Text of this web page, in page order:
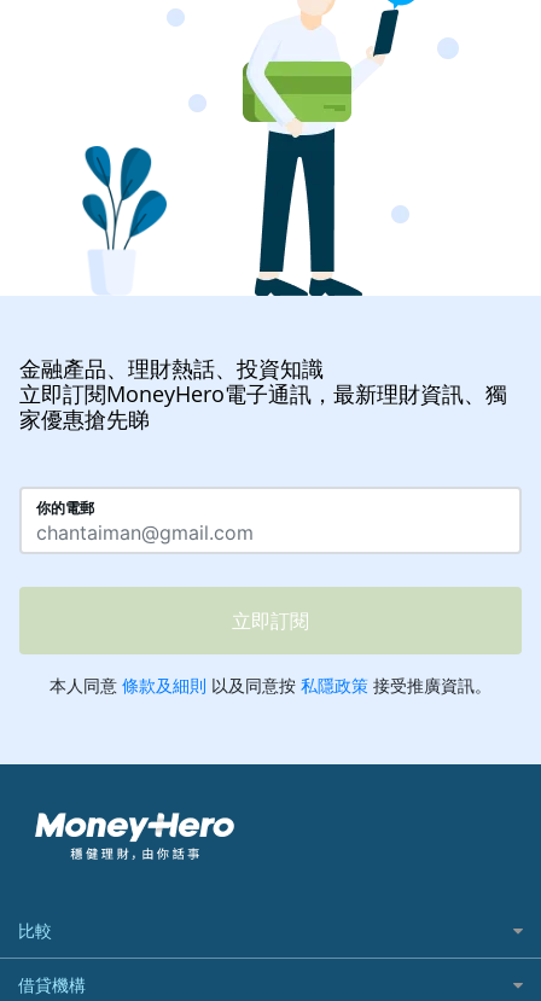
金融產品、理財熱話、投資知識
立即訂閱MoneyHero電子通訊，最新理財資訊、獨
家優惠搶先睇
比較
私人貸款比較
借貸機構